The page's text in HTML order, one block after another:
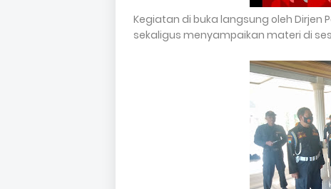
Kegiatan di buka langsung oleh Dirjen
sekaligus menyampaikan materi di